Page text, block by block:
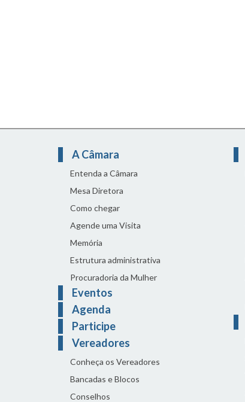
A Câmara
Entenda a Câmara
Mesa Diretora
Como chegar
Agende uma Visita
Memória
Estrutura administrativa
Procuradoria da Mulher
Eventos
Agenda
Participe
Vereadores
Conheça os Vereadores
Bancadas e Blocos
Conselhos